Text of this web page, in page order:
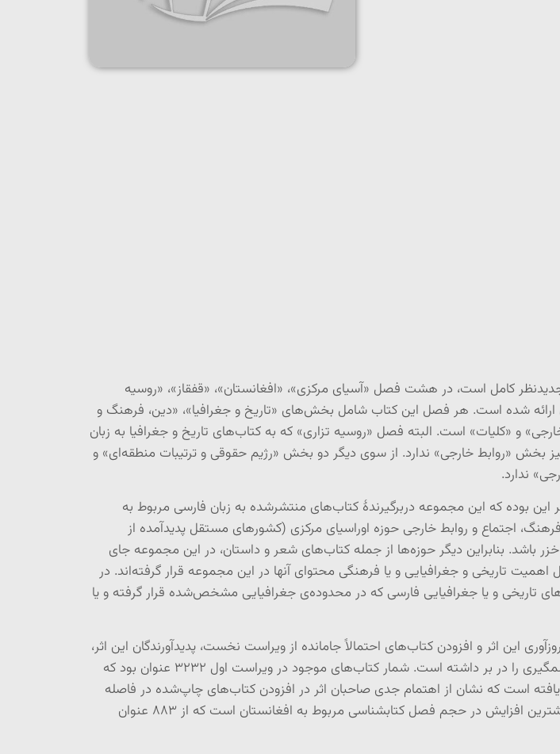
کامل است، در هشت فصل «آسیای مرکزی»، «افغانستان»، «قفقاز»، «روسیه
ارائه شده است. هر فصل این کتاب شامل بخش‌های «تاریخ و جغرافیا»، «دین، فرهنگ و
و «کلیات» است. البته فصل «روسیه تزاری» که به کتاب‌های تاریخ و جغرافیا به زبان
بخش «روابط خارجی» ندارد. از سوی دیگر دو بخش «رژیم حقوقی و ترتیبات منطقه‌ای» و
ندارد.
این بوده که این مجموعه دربرگیرندۀ کتاب‌های منتشرشده به زبان فارسی مربوط به
اجتماع و روابط خارجی حوزه اوراسیای مرکزی (کشورهای مستقل پدیدآمده از
باشد. بنابراین دیگر حوزه‌ها از جمله کتاب‌های شعر و داستان، در این مجموعه جای
تاریخی و جغرافیایی و یا فرهنگی محتوای آنها در این مجموعه قرار گرفته‌اند. در
تاریخی و یا جغرافیایی فارسی که در محدوده‌ی جغرافیایی مشخص‌شده قرار گرفته‌ و یا
این اثر و افزودن کتاب‌های احتمالاً جامانده از ویراست نخست، پدیدآورندگان این اثر،
تهیه ویراست جدید کتاب را دنبال کردند که حاصل آن کتابی شد که تغییرهای چشمگیری را در بر داشته است. شمار کتاب‌های موجود در ویراست اول ۳۲۳۲ عنوان بود که
اوراسیای مرکزی و افغانستان به ۵۴۱۷ عنوان افزایش یافته است که نشان از اهتمام جدی صاحبان اثر در افزودن کتاب‌های چاپ‌شده در فاصله
۱۳۹۳ تا ۱۳۹۸ و همچنین یافتن کتاب‌های یافته­نشده در ویراست نخست دارد. بیشترین افزایش در حجم فصل کتابشناسی مربوط به افغانستان است که از ۸۸۳ عنوان